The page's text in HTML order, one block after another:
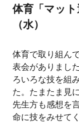
体育「マッ
（水）
体育で取り組ん
表会がありまし
ろいろな技を組
た。たまたま見
先生方も感想を
命に技をみせて